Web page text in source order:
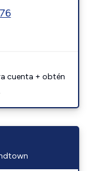
cuenta + obtén